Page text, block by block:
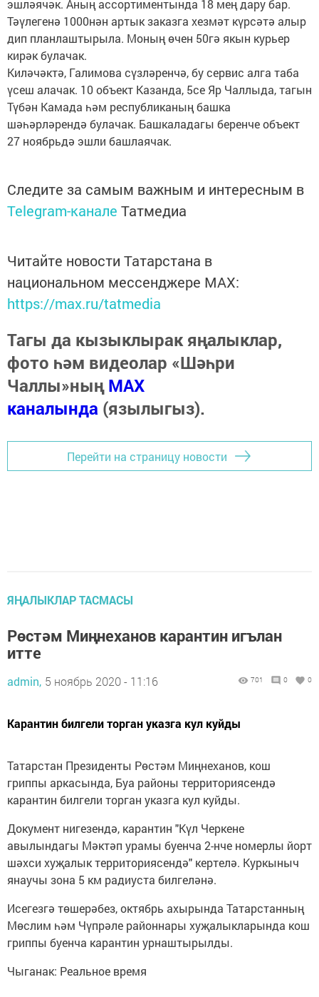
эшләячәк. Аның ассортиментында 18 мең дару бар.
Тәүлегенә 1000нән артык заказга хезмәт күрсәтә алыр
дип планлаштырыла. Моның өчен 50гә якын курьер
кирәк булачак.
Киләчәктә, Галимова сүзләренчә, бу сервис алга таба
үсеш алачак. 10 объект Казанда, 5се Яр Чаллыда, тагын
Түбән Камада һәм республиканың башка
шәһәрләрендә булачак. Башкаладагы беренче объект
27 ноябрьдә эшли башлаячак.
Следите за самым важным и интересным в
Telegram-канале Татмедиа
Читайте новости Татарстана в
национальном мессенджере MАХ:
https://max.ru/tatmedia
Тагы да кызыклырак яңалыклар,
фото һәм видеолар «Шәһри
Чаллы»ныңMAX
каналында (язылыгыз).
Перейти на страницу новости
ЯҢАЛЫКЛАР ТАСМАСЫ
Рөстәм Миңнеханов карантин игълан
итте
admin, 5 ноябрь 2020 - 11:16 701 0 0
Карантин билгели торган указга кул куйды
Татарстан Президенты Рөстәм Миңнеханов, кош
гриппы аркасында, Буа районы территориясендә
карантин билгели торган указга кул куйды.
Документ нигезендә, карантин "Күл Черкене
авылындагы Мәктәп урамы буенча 2-нче номерлы йорт
шәхси хуҗалык территориясендә" кертелә. Куркыныч
янаучы зона 5 км радиуста билгеләнә.
Исегезгә төшерәбез, октябрь ахырында Татарстанның
Мөслим һәм Чүпрәле районнары хуҗалыкларында кош
гриппы буенча карантин урнаштырылды.
Чыганак: Реальное время